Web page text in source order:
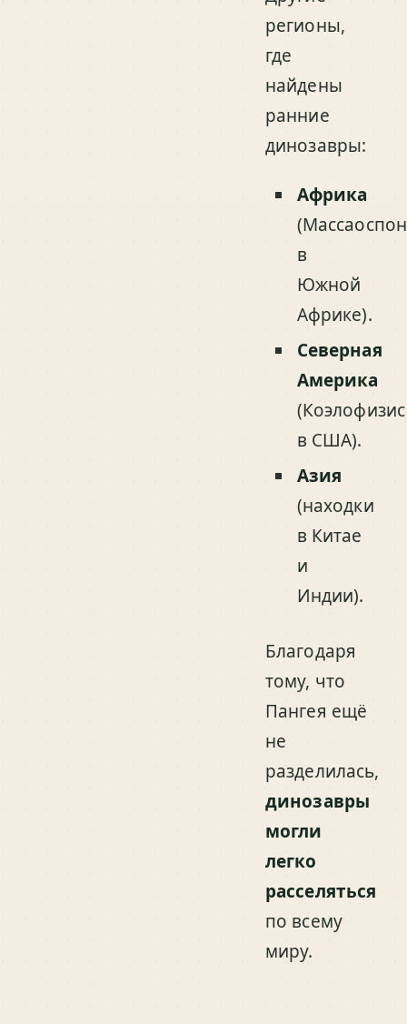
регионы,
где
найдены
ранние
динозавры:
Африка
в
Южной
Африке).
Северная
Америка
(Коэлофизис
в США).
Азия
(находки
в Китае
и
Индии).
Благодаря
тому, что
Пангея ещё
не
разделилась,
динозавры
могли
легко
расселяться
по всему
миру.